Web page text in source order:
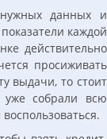
данных и
каждой
действительно
просиживать
выдачи, то стоит
собрали всю